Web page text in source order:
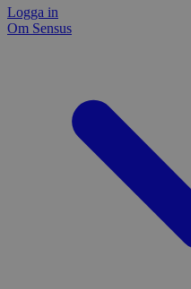
Logga in
Om Sensus